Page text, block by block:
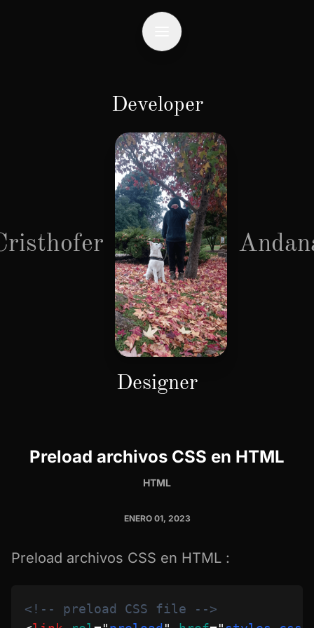
Developer
Designer
Preload archivos CSS en HTML
HTML
ENERO 01, 2023
Preload archivos CSS en HTML :
<!-- preload CSS file -->